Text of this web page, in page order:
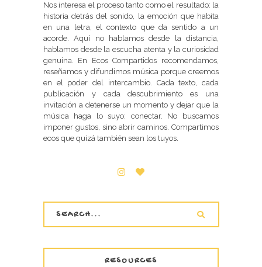
Nos interesa el proceso tanto como el resultado: la
historia detrás del sonido, la emoción que habita
en una letra, el contexto que da sentido a un
acorde. Aquí no hablamos desde la distancia,
hablamos desde la escucha atenta y la curiosidad
genuina. En Ecos Compartidos recomendamos,
reseñamos y difundimos música porque creemos
en el poder del intercambio. Cada texto, cada
publicación y cada descubrimiento es una
invitación a detenerse un momento y dejar que la
música haga lo suyo: conectar. No buscamos
imponer gustos, sino abrir caminos. Compartimos
ecos que quizá también sean los tuyos.
RESOURCES